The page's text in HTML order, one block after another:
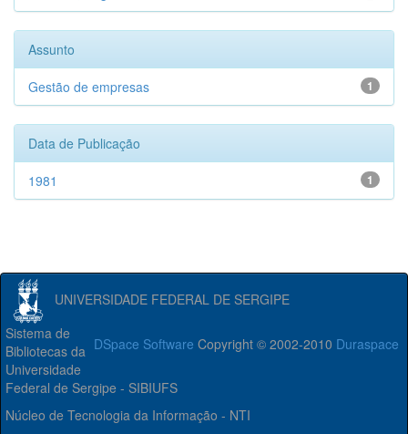
Assunto
1
Gestão de empresas
Data de Publicação
1
1981
UNIVERSIDADE FEDERAL DE SERGIPE
DSpace Software Copyright © 2002-2010 Duraspace
Sistema de
Bibliotecas da
Universidade
Federal de Sergipe - SIBIUFS
Núcleo de Tecnologia da Informação - NTI